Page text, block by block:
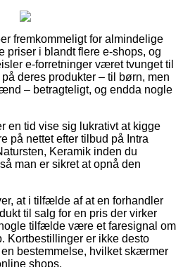
fremkommeligt for almindelige
priser i blandt flere e-shops, og
e-forretninger været tvunget til
deres produkter – til børn, men
– betragteligt, og endda nogle
en tid vise sig lukrativt at kigge
på nettet efter tilbud på Intra
Keramik inden du
man er sikret at opnå den
at i tilfælde af at en forhandler
til salg for en pris der virker
tilfælde være et faresignal om
Kortbestillinger er ikke desto
bestemmelse, hvilket skærmer
shops.